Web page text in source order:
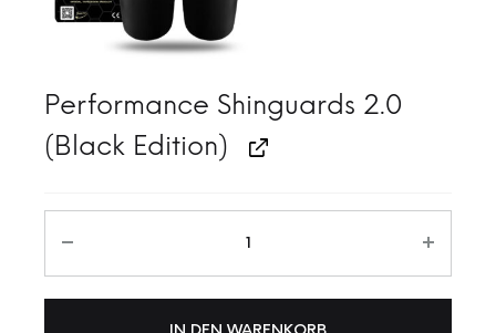
Performance Shinguards 2.0
(Black Edition)